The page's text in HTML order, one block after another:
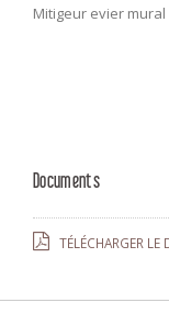
Mitigeur evier mural
Documents
TÉLÉCHARGER LE